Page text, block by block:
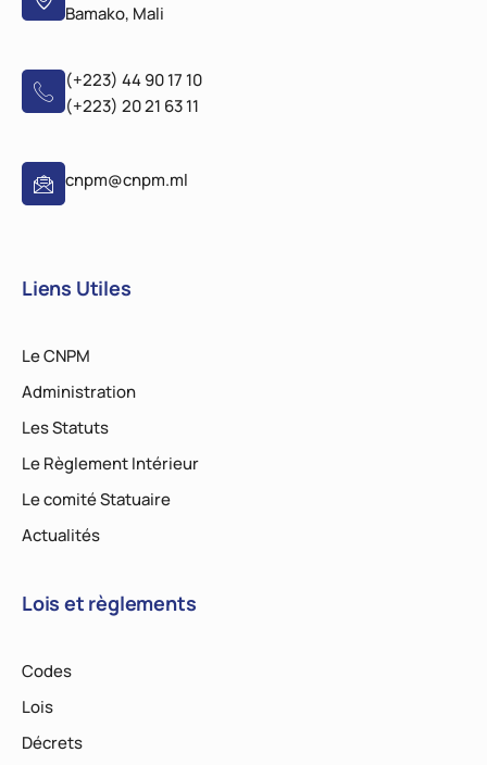
Bamako, Mali
(+223) 44 90 17 10
(+223) 20 21 63 11
cnpm@cnpm.ml
Liens Utiles
Le CNPM
Administration
Les Statuts
Le Règlement Intérieur
Le comité Statuaire
Actualités
Lois et règlements
Codes
Lois
Décrets